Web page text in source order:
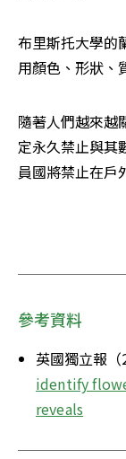
布里斯托大學的
用顏色、形狀、
隨著人們越來越
定永久禁止與其
員國將禁止在戶
參考資料
英國獨立報（
identify
reveals